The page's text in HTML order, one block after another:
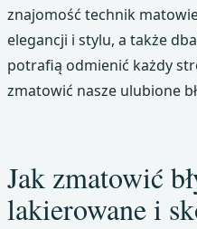
znajomość technik
elegancji i stylu, a także
potrafią odmienić każdy
zmatowić nasze ulubione
Jak zmatowić
lakierowane i